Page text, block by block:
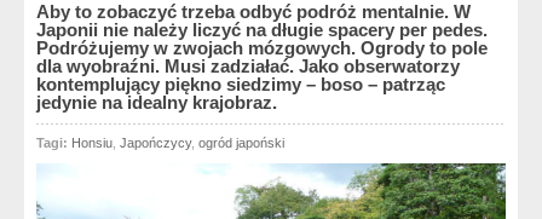
Aby to zobaczyć trzeba odbyć podróż mentalnie. W
Japonii nie należy liczyć na długie spacery per pedes.
Podróżujemy w zwojach mózgowych. Ogrody to pole
dla wyobraźni. Musi zadziałać. Jako obserwatorzy
kontemplujący piękno siedzimy – boso – patrząc
jedynie na idealny krajobraz.
Tagi: Honsiu Japończycy, ogród japoński